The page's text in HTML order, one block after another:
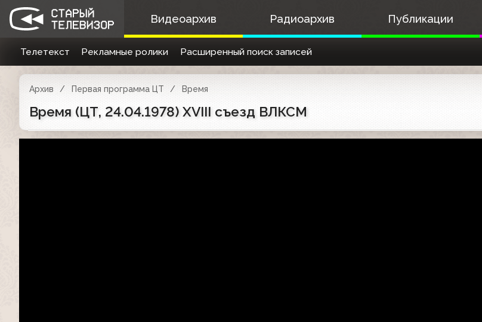
Видеоархив Радиоархив Публикации
Телетекст Рекламные ролики Расширенный поиск записей
Архив Первая программа ЦТ Время
Время (ЦТ, 24.04.1978) ХVIII съезд ВЛКСМ